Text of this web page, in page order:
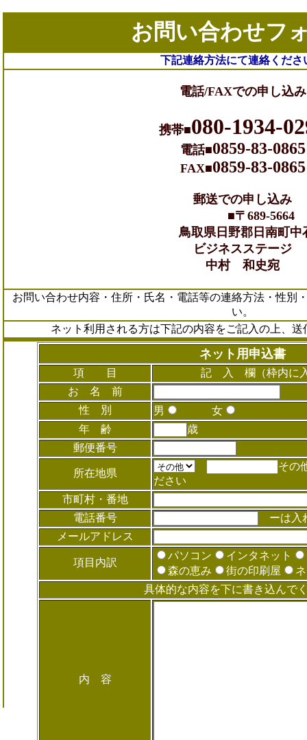
お問い合わせフ
下記連絡方法にて連絡くださ
電話/FAXでの申し込み
携帯■080-1934-
電話■0859-83-0865
FAX■0859-83-0865
郵送での申し込み
■〒689-5664
鳥取県日野郡日南町中石
ビジネスステージ
中村 和史宛
お問い合わせ内容・住所・氏名・電話等の連絡方法・性別
い。
ネット利用される方は下記の内容をご記入の上、
ネット用申込書
項 目
記 入 欄（枠内に入
お 名 前
性 別
男
女
年 齢
歳
郵便番号
所在地県
その
ださい
市町村・番地
電話番号
ーは入
メールアドレス
項目内訳
パソコン インタネット
森の恵み
街の印刷屋
具体的な内容を下に書き込んで
内 容